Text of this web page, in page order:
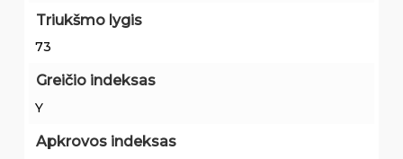
Triukšmo lygis
73
Greičio indeksas
Y
Apkrovos indeksas